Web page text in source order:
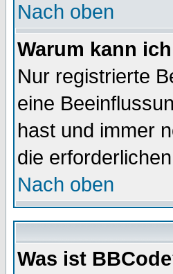
Nach oben
Warum kann
Nur registrierte
eine
hast und immer
die
Nach oben
Was ist